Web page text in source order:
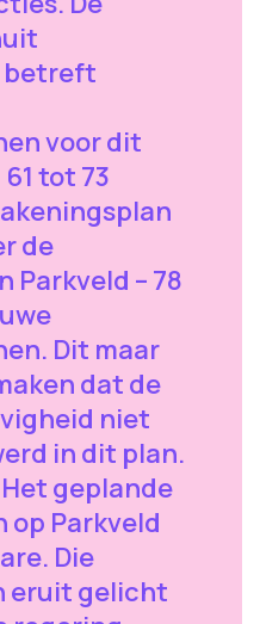
betreft
voor dit
tot 73
de
Parkveld – 78
Dit maar
dat de
niet
in dit plan.
geplande
Parkveld
Die
eruit gelicht